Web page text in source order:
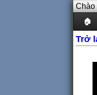
Chào
🏠
Trở